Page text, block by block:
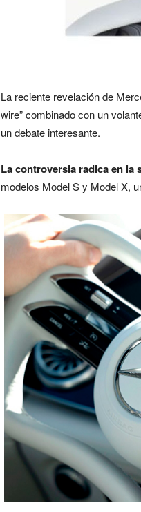
La reciente revelación de
wire” combinado con un
un debate interesante.
La controversia radica en la
modelos Model S y Model X,